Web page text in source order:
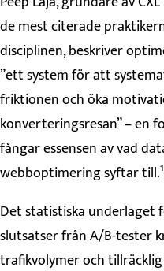
de mest citerade
disciplinen, beskriver
”ett system för att
friktionen och öka
konverteringsresan” – en
fångar essensen av vad
webboptimering syftar
Det statistiska underlaget
slutsatser från A/B-tester
trafikvolymer och